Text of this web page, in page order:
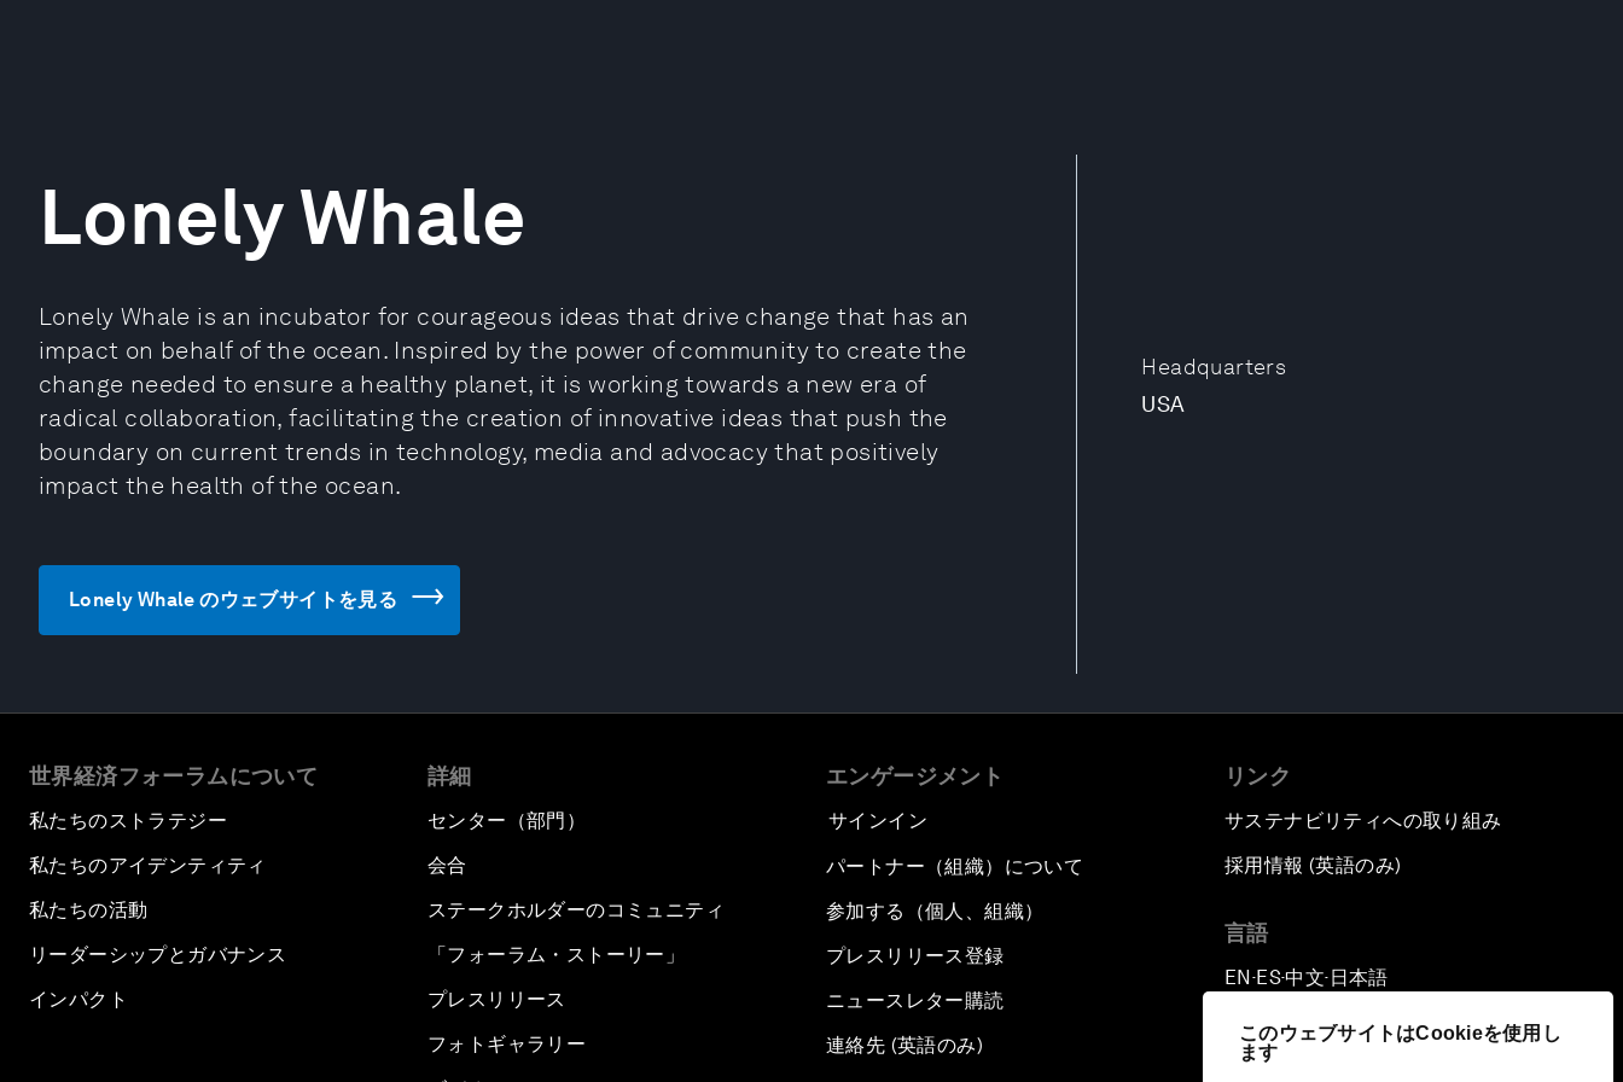
このウェブサイトはCookieを使用し
ます
Headquarters
USA
Lonely Whale
Lonely Whale is an incubator for courageous ideas that drive change that has an
impact on behalf of the ocean. Inspired by the power of community to create the
change needed to ensure a healthy planet, it is working towards a new era of
radical collaboration, facilitating the creation of innovative ideas that push the
boundary on current trends in technology, media and advocacy that positively
impact the health of the ocean.
Lonely Whale のウェブサイトを見る
世界経済フォーラムについて
私たちのストラテジー
私たちのアイデンティティ
私たちの活動
リーダーシップとガバナンス
インパクト
詳細
センター（部門）
会合
ステークホルダーのコミュニティ
「フォーラム・ストーリー」
プレスリリース
フォトギャラリー
エンゲージメント
サインイン
パートナー（組織）について
参加する（個人、組織）
プレスリリース登録
ニュースレター購読
連絡先 (英語のみ)
リンク
サステナビリティへの取り組み
採用情報 (英語のみ)
言語
EN ▪ES▪中文▪ 日本語